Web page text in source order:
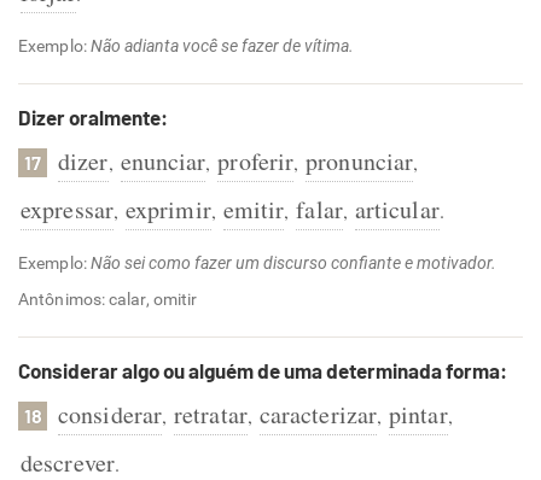
Exemplo:Não adianta você se fazer de vítima.
Dizer oralmente:
17 dizer, enunciar, proferir, pronunciar,
expressar, exprimir, emitir, falar, articular.
Exemplo:Não sei como fazer um discurso confiante e motivador.
Antônimos: calar, omitir
Considerar algo ou alguém de uma determinada forma:
18 considerar, retratar, caracterizar, pintar,
descrever.